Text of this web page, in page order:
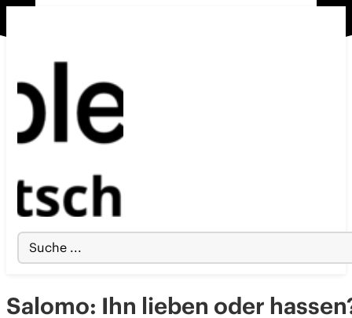
Search
...
Salomo: Ihn lieben oder